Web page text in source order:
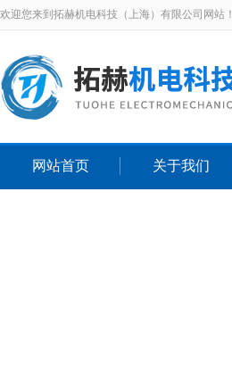
欢迎您来到拓赫机电科技（上海）有限公司网站！
网站首页 关于我们